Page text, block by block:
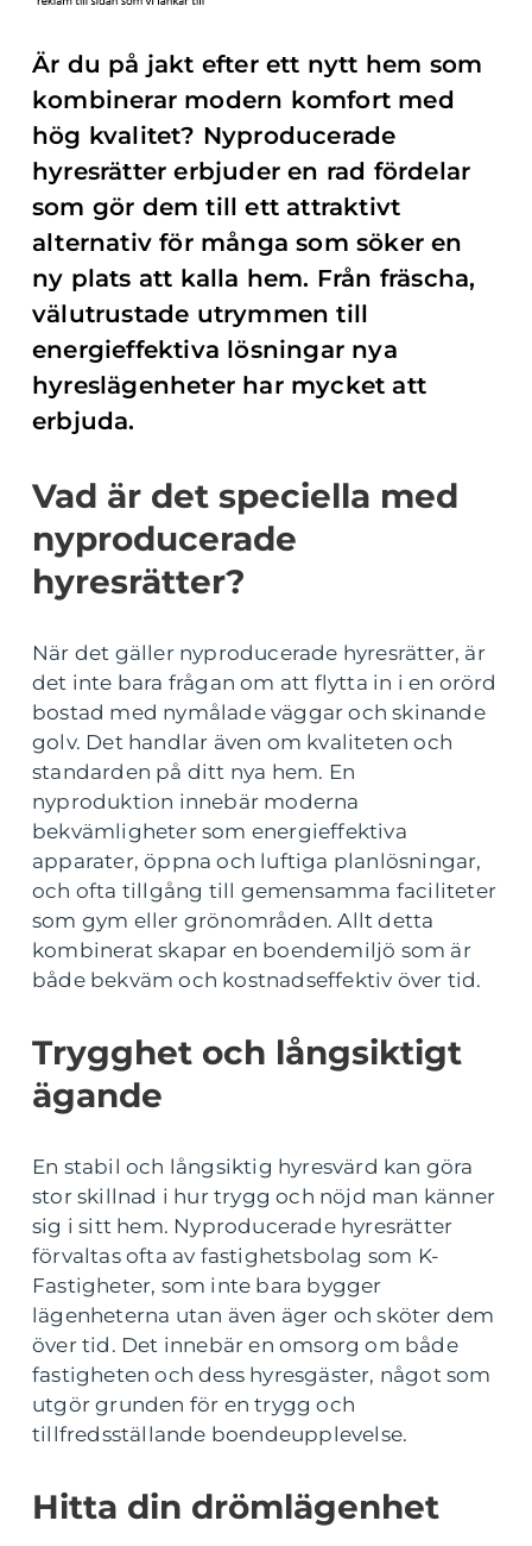
Är du på jakt efter ett nytt hem som
kombinerar modern komfort med
hög kvalitet? Nyproducerade
hyresrätter erbjuder en rad fördelar
som gör dem till ett attraktivt
alternativ för många som söker en
ny plats att kalla hem. Från fräscha,
välutrustade utrymmen till
energieffektiva lösningar nya
hyreslägenheter har mycket att
erbjuda.
Vad är det speciella med
nyproducerade
hyresrätter?
När det gäller nyproducerade hyresrätter, är
det inte bara frågan om att flytta in i en orörd
bostad med nymålade väggar och skinande
golv. Det handlar även om kvaliteten och
standarden på ditt nya hem. En
nyproduktion innebär moderna
bekvämligheter som energieffektiva
apparater, öppna och luftiga planlösningar,
och ofta tillgång till gemensamma faciliteter
som gym eller grönområden. Allt detta
kombinerat skapar en boendemiljö som är
både bekväm och kostnadseffektiv över tid.
Trygghet och långsiktigt
ägande
En stabil och långsiktig hyresvärd kan göra
stor skillnad i hur trygg och nöjd man känner
sig i sitt hem. Nyproducerade hyresrätter
förvaltas ofta av fastighetsbolag som K-
Fastigheter, som inte bara bygger
lägenheterna utan även äger och sköter dem
över tid. Det innebär en omsorg om både
fastigheten och dess hyresgäster, något som
utgör grunden för en trygg och
tillfredsställande boendeupplevelse.
Hitta din drömlägenhet